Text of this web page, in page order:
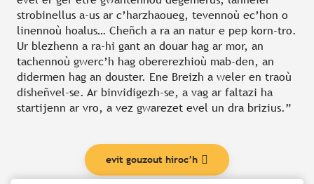
strobinellus a-us ar c’harzhaoueg, tevennoù ec’hon o
linennoù hoalus… Cheñch a ra an natur e pep korn-tro.
Ur blezhenn a ra-hi gant an douar hag ar mor, an
tachennoù gwerc’h hag obererezhioù mab-den, an
didermen hag an douster. Ene Breizh a weler en traoù
disheñvel-se. Ar binvidigezh-se, a vag ar faltazi ha
startijenn ar vro, a vez gwarezet evel un dra brizius.”
evit gouzout hiroc’h